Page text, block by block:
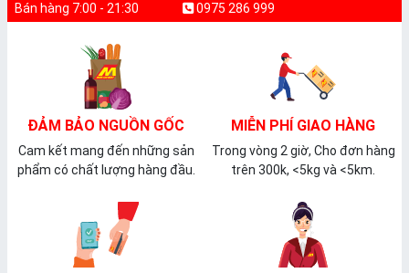
Bán hàng 7:00 - 21:30 0975 286 999
ĐẢM BẢO NGUỒN GỐC
Cam kết mang đến những sản
phẩm có chất lượng hàng đầu.
MIỄN PHÍ GIAO HÀNG
Trong vòng 2 giờ, Cho đơn hàng
trên 300k, <5kg và <5km.